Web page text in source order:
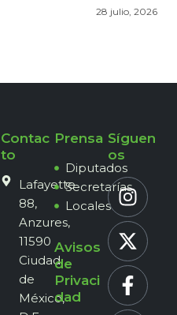
28 julio, 2026
Contac
to
Lafayette
88,
Anzures,
11590
Ciudad
de
México,
Prensa
Diputados
Secretarías
Locales
Avisos
de
Privaci
dad
Síguen
os